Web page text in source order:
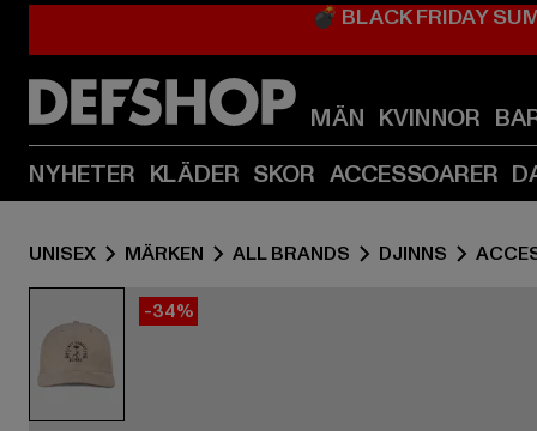
💣 BLACK FRIDAY
MÄN KVINNOR
NYHETER KLÄDER SKOR ACCESSOARER
UNISEX MÄRKEN ALL BRANDS DJINNS
-34%